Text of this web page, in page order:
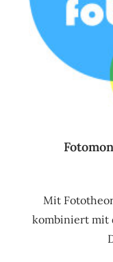
Mit
kombiniert mit